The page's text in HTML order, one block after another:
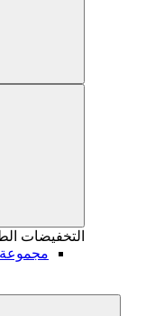
التخفيضات
مجموعة